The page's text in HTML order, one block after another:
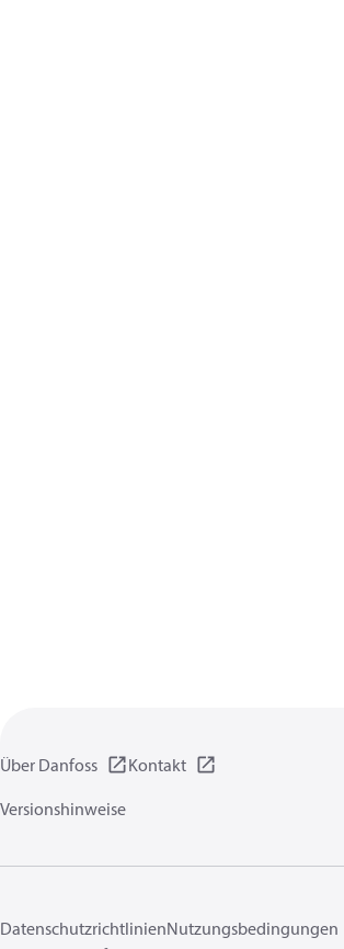
Über Danfoss
Kontakt
Versionshinweise
DatenschutzrichtlinienNutzungsbedingungen